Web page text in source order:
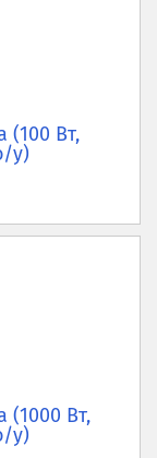
(100 Вт,
у)
(1000 Вт,
у)